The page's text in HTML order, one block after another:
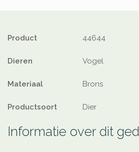
Product 44644
Dieren Vogel
Materiaal Brons
Productsoort Dier
Informatie over dit